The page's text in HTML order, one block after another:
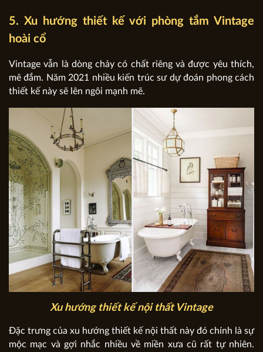
5. Xu hướng thiết kế với phòng tắm Vintage
hoài cổ
Vintage vẫn là dòng chảy có chất riêng và được yêu thích,
mê đắm. Năm 2021 nhiều kiến trúc sư dự đoán phong cách
thiết kế này sẽ lên ngôi mạnh mẽ.
Xu hướng thiết kế nội thất Vintage
Đặc trưng của xu hướng thiết kế nội thất này đó chính là sự
mộc mạc và gợi nhắc nhiều về miền xưa cũ rất tự nhiên.